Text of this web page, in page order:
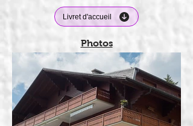
Livret d'accueil
Photos